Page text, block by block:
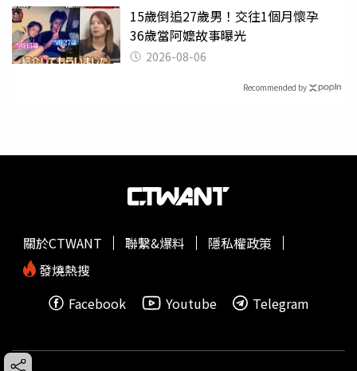
15歲倒追27歲男！交往1個月懷孕
36歲當阿嬤故事曝光
2026-08-06
Recommended by
關於CTWANT 聯繫&爆料
隱私權政策
發燒熱搜
Facebook
Youtube Telegram